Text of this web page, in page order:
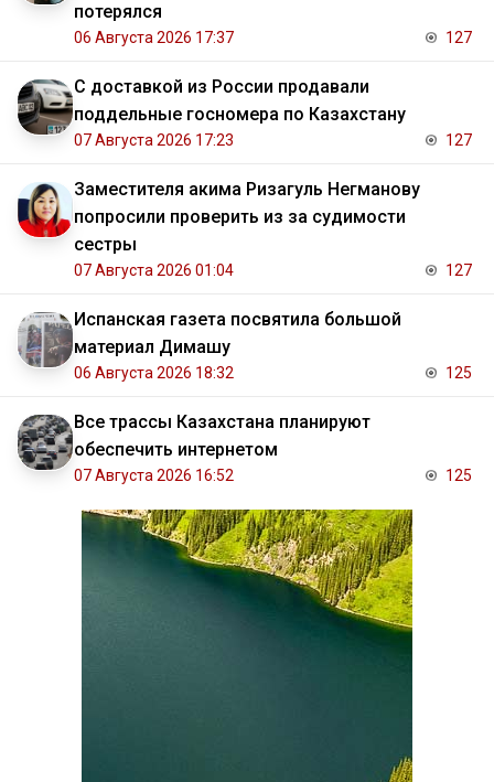
потерялся
06 Августа 2026 17:37 127
С доставкой из России продавали
поддельные госномера по Казахстану
07 Августа 2026 17:23 127
Заместителя акима Ризагуль Негманову
попросили проверить из за судимости
сестры
07 Августа 2026 01:04 127
Испанская газета посвятила большой
материал Димашу
06 Августа 2026 18:32 125
Все трассы Казахстана планируют
обеспечить интернетом
07 Августа 2026 16:52 125